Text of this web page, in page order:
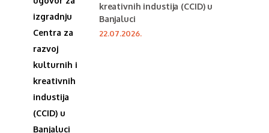
kreativnih industija (CCID) u
Banjaluci
22.07.2026.